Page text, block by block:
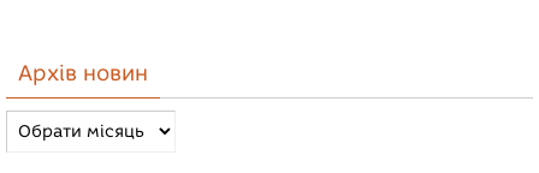
Архів новин
Архів
новин